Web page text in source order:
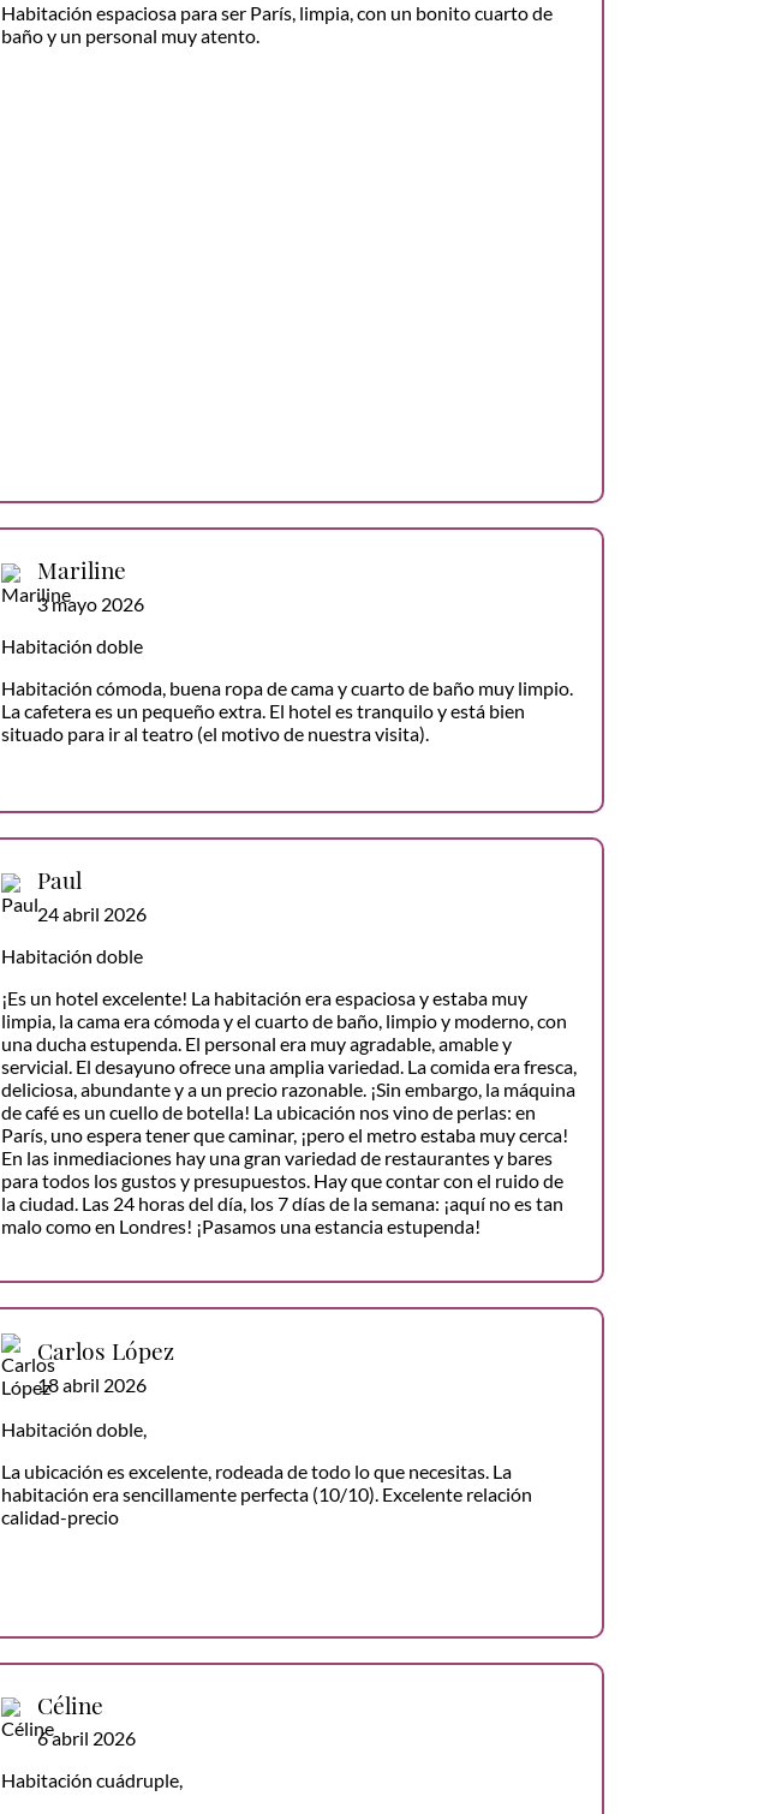
Habitación espaciosa para ser París, limpia, con un bonito cuarto de
baño y un personal muy atento.
Mariline
3 mayo 2026
Habitación doble
Habitación cómoda, buena ropa de cama y cuarto de baño muy limpio.
La cafetera es un pequeño extra. El hotel es tranquilo y está bien
situado para ir al teatro (el motivo de nuestra visita).
Paul
24 abril 2026
Habitación doble
¡Es un hotel excelente! La habitación era espaciosa y estaba muy
limpia, la cama era cómoda y el cuarto de baño, limpio y moderno, con
una ducha estupenda. El personal era muy agradable, amable y
servicial. El desayuno ofrece una amplia variedad. La comida era fresca,
deliciosa, abundante y a un precio razonable. ¡Sin embargo, la máquina
de café es un cuello de botella! La ubicación nos vino de perlas: en
París, uno espera tener que caminar, ¡pero el metro estaba muy cerca!
En las inmediaciones hay una gran variedad de restaurantes y bares
para todos los gustos y presupuestos. Hay que contar con el ruido de
la ciudad. Las 24 horas del día, los 7 días de la semana: ¡aquí no es tan
malo como en Londres! ¡Pasamos una estancia estupenda!
Carlos López
18 abril 2026
Habitación doble,
La ubicación es excelente, rodeada de todo lo que necesitas. La
habitación era sencillamente perfecta (10/10). Excelente relación
calidad-precio
Céline
6 abril 2026
Habitación cuádruple,